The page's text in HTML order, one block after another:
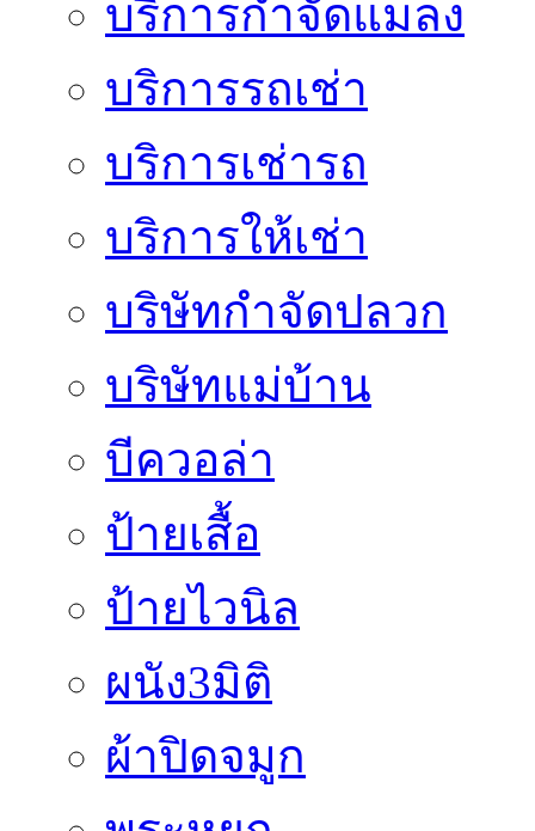
บริการกำจัดแมลง
บริการรถเช่า
บริการเช่ารถ
บริการให้เช่า
บริษัทกำจัดปลวก
บริษัทแม่บ้าน
บีควอล่า
ป้ายเสื้อ
ป้ายไวนิล
ผนัง3มิติ
ผ้าปิดจมูก